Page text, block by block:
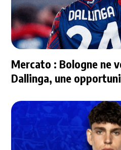
Mercato : Bologne ne
Dallinga, une